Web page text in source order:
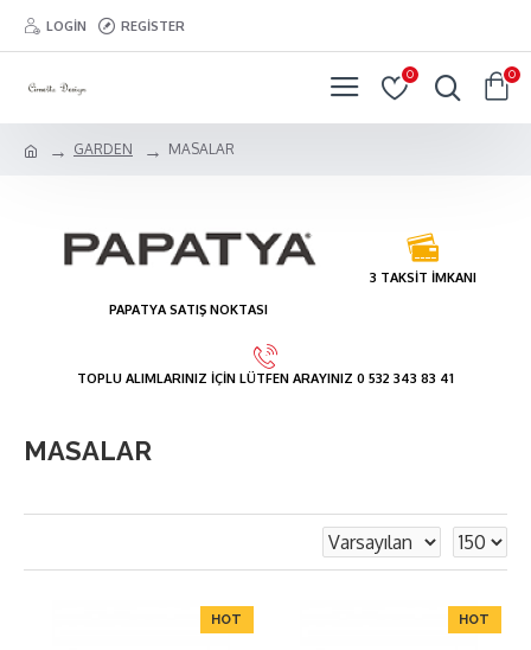
LOGIN REGISTER
0 0
GARDEN MASALAR
PAPATYA SATIŞ NOKTASI
3 TAKSİT İMKANI
TOPLU ALIMLARINIZ İÇİN LÜTFEN ARAYINIZ 0 532 343 83 41
MASALAR
HOT HOT